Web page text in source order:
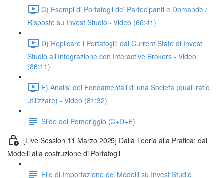
C) Esempi di Portafogli dei Partecipanti e Domande /
Risposte su Invest Studio - Video (60:41)
D) Replicare i Portafogli: dal Current State di Invest
Studio all'Integrazione con Interactive Brokers - Video
(86:11)
E) Analisi dei Fondamentali di una Società (quali ratio
utilizzare) - Video (81:32)
Slide del Pomeriggio (C+D+E)
[Live Session 11 Marzo 2025] Dalla Teoria alla Pratica: dai
Modelli alla costruzione di Portafogli
File di Importazione dei Modelli su Invest Studio